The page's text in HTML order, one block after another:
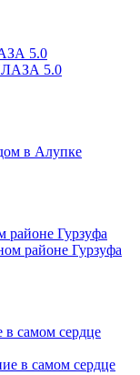
5.0
районе Гурзуфа
самом сердце